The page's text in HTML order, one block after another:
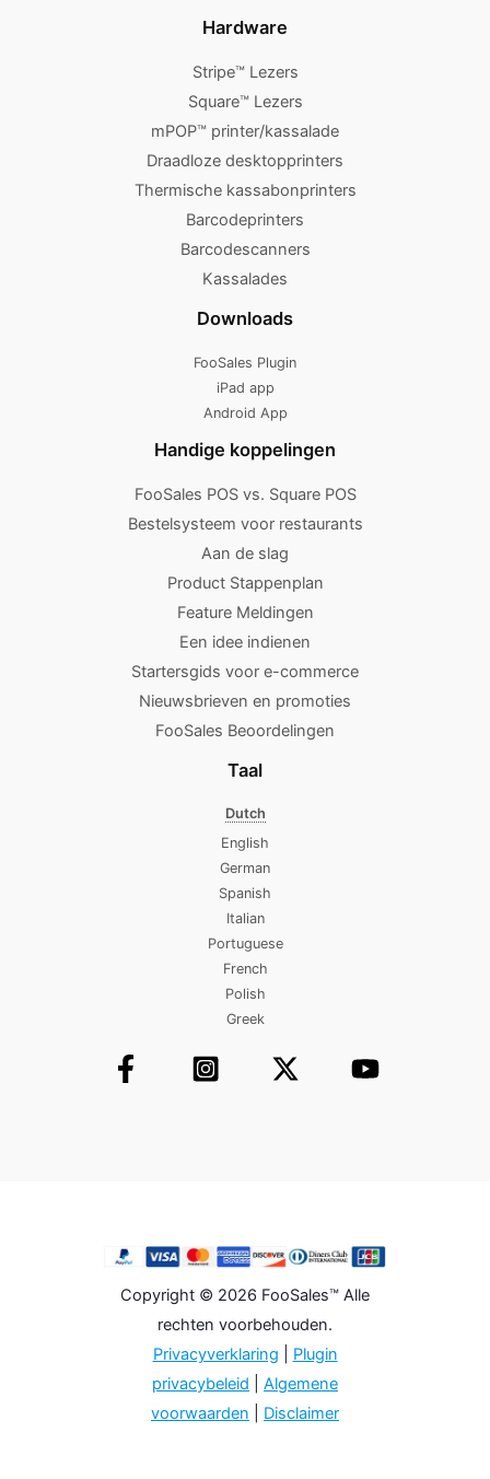
Hardware
Stripe™ Lezers
Square™ Lezers
mPOP™ printer/kassalade
Draadloze desktopprinters
Thermische kassabonprinters
Barcodeprinters
Barcodescanners
Kassalades
Downloads
FooSales Plugin
iPad app
Android App
Handige koppelingen
FooSales POS vs. Square POS
Bestelsysteem voor restaurants
Aan de slag
Product Stappenplan
Feature Meldingen
Een idee indienen
Startersgids voor e-commerce
Nieuwsbrieven en promoties
FooSales Beoordelingen
Taal
Dutch
English
German
Spanish
Italian
Portuguese
French
Polish
Greek
Copyright © 2026 FooSales™ Alle
rechten voorbehouden.
Privacyverklaring
Plugin
privacybeleid
Algemene
voorwaarden
Disclaimer